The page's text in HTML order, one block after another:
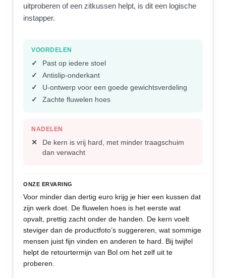
uitproberen of een zitkussen helpt, is dit een logische
instapper.
VOORDELEN
Past op iedere stoel
Antislip-onderkant
U-ontwerp voor een goede gewichtsverdeling
Zachte fluwelen hoes
NADELEN
De kern is vrij hard, met minder traagschuim
dan verwacht
ONZE ERVARING
Voor minder dan dertig euro krijg je hier een kussen dat
zijn werk doet. De fluwelen hoes is het eerste wat
opvalt, prettig zacht onder de handen. De kern voelt
steviger dan de productfoto’s suggereren, wat sommige
mensen juist fijn vinden en anderen te hard. Bij twijfel
helpt de retourtermijn van Bol om het zelf uit te
proberen.